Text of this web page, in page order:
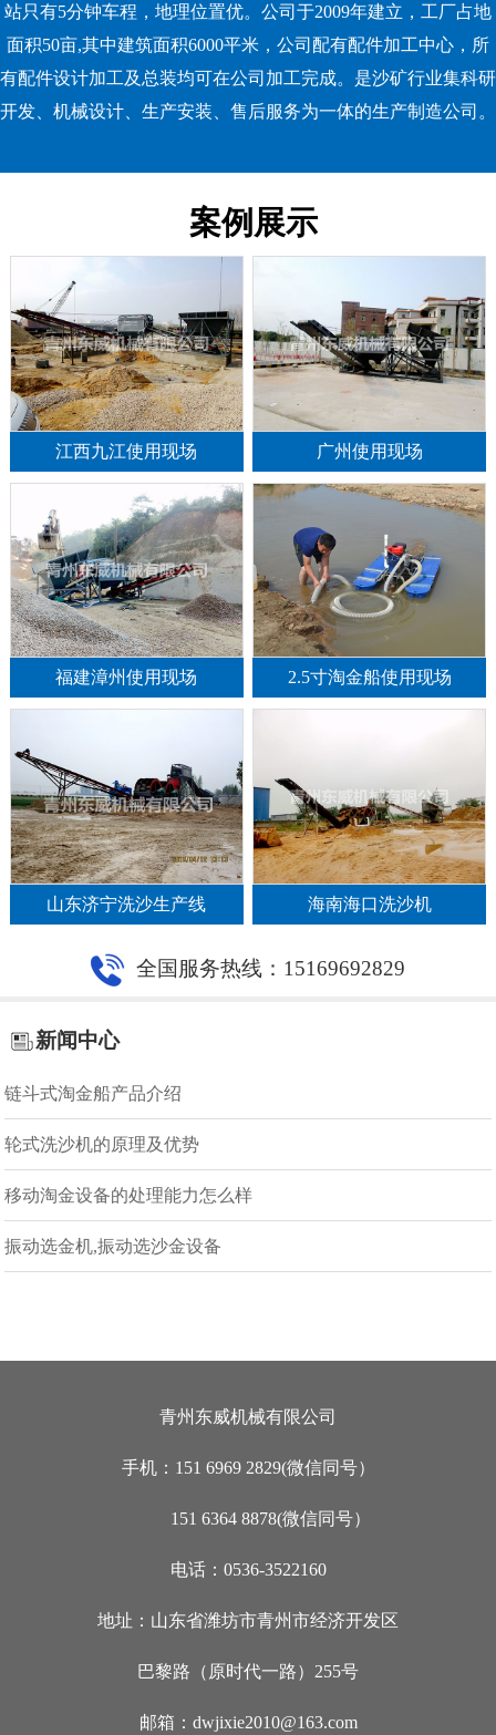
站只有5分钟车程，地理位置优。公司于2009年建立，工厂占地
面积50亩,其中建筑面积6000平米，公司配有配件加工中心，所
有配件设计加工及总装均可在公司加工完成。是沙矿行业集科研
开发、机械设计、生产安装、售后服务为一体的生产制造公司。
案例展示
江西九江使用现场 广州使用现场
福建漳州使用现场 2.5寸淘金船使用现场
山东济宁洗沙生产线 海南海口洗沙机
全国服务热线：15169692829
新闻中心
链斗式淘金船产品介绍
轮式洗沙机的原理及优势
移动淘金设备的处理能力怎么样
振动选金机,振动选沙金设备
青州东威机械有限公司
手机：151 6969 2829(微信同号）
151 6364 8878(微信同号）
电话：0536-3522160
地址：山东省潍坊市青州市经济开发区
巴黎路（原时代一路）255号
邮箱：dwjixie2010@163.com